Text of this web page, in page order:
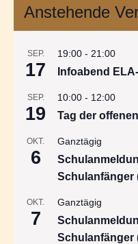
Anstehende
SEP.
17
19:00 - 21:00
Infoabend
SEP.
19
10:00 - 12:00
Tag der
OKT.
6
Ganztägig
Schulanfänger
OKT.
7
Ganztägig
Schulanfänger